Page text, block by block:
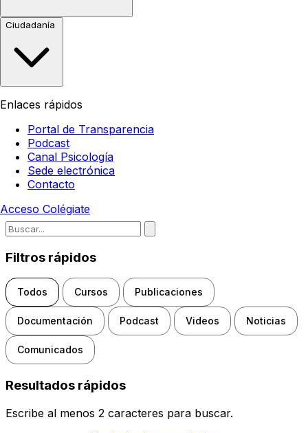
Ciudadanía
Enlaces rápidos
Portal de Transparencia
Podcast
Canal Psicología
Sede electrónica
Contacto
Acceso Colégiate
Escribe para buscar noticias,
Filtros rápidos
Todos Cursos Publicaciones
Documentación Podcast Videos Noticias
Comunicados
Resultados rápidos
Escribe al menos 2 caracteres para buscar.